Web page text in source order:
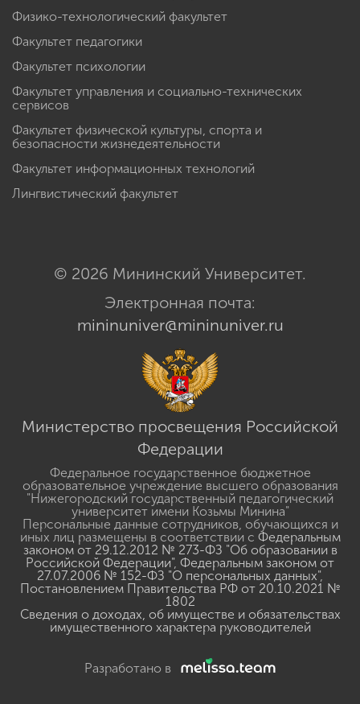
Физико-технологический факультет
Факультет педагогики
Факультет психологии
Факультет управления и социально-технических
сервисов
Факультет физической культуры, спорта и
безопасности жизнедеятельности
Факультет информационных технологий
Лингвистический факультет
© 2026 Мининский Университет.
Электронная почта:
mininuniver@mininuniver.ru
Министерство просвещения Российской
Федерации
Федеральное государственное бюджетное
образовательное учреждение высшего образования
"Нижегородский государственный педагогический
университет имени Козьмы Минина"
Персональные данные сотрудников, обучающихся и
иных лиц размещены в соответствии с Федеральным
законом от 29.12.2012 № 273-ФЗ "Об образовании в
Российской Федерации", Федеральным законом от
27.07.2006 № 152-ФЗ "О персональных данных",
Постановлением Правительства РФ от 20.10.2021 №
1802
Сведения о доходах, об имуществе и обязательствах
имущественного характера руководителей
Разработано в